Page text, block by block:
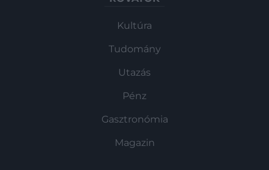
Kultúra
Tudomány
Utazás
Pénz
Gasztronómia
Magazin